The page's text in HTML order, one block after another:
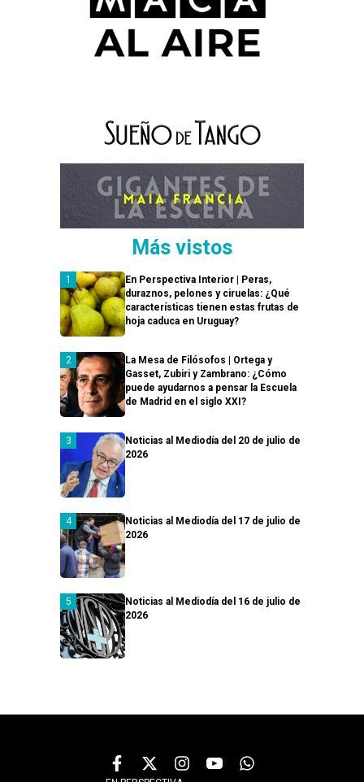
Más vistos
En Perspectiva Interior | Peras,
duraznos, pelones y ciruelas: ¿Qué
características tienen estas frutas de
hoja caduca en Uruguay?
La Mesa de Filósofos | Ortega y
Gasset, Zubiri y Zambrano: ¿Cómo
puede ayudarnos a pensar la Escuela
de Madrid en el siglo XXI?
Noticias al Mediodía del 20 de julio de
2026
Noticias al Mediodía del 17 de julio de
2026
Noticias al Mediodía del 16 de julio de
2026